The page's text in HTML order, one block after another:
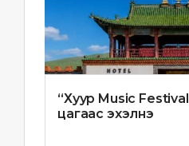
“Хуур Music
цагаас эхэлнэ